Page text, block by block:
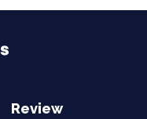
Review